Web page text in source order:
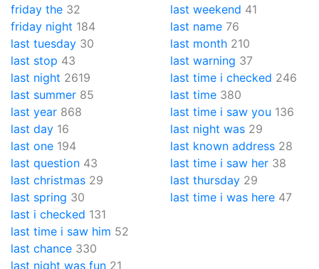
friday the 32
friday night 184
last tuesday 30
last stop 43
last night 2619
last summer 85
last year 868
last weekend 41
last name 76
last month 210
last warning 37
last time i checked 246
last time 380
last time i saw you 136
last day 16
last one 194
last question 43
last christmas 29
last spring 30
last i checked 131
last time i saw him 52
last chance 330
last night was fun 21
last night was 29
last known address 28
last time i saw her 38
last thursday 29
last time i was here 47